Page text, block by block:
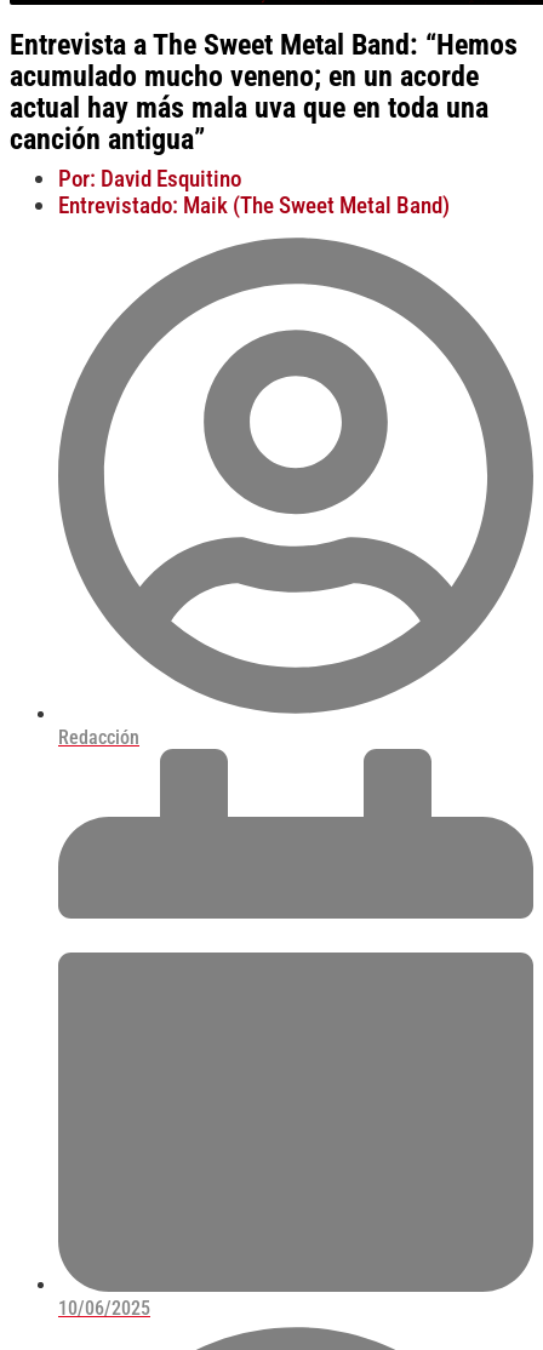
Entrevista a The Sweet Metal Band: “Hemos
acumulado mucho veneno; en un acorde
actual hay más mala uva que en toda una
canción antigua”
Por: David Esquitino
Entrevistado: Maik (The Sweet Metal Band)
Redacción
10/06/2025